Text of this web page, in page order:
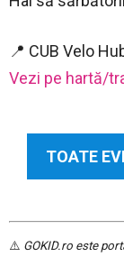
📍 CUB Velo
Vezi pe hartă/
TOATE
⚠️ GOKID.ro este